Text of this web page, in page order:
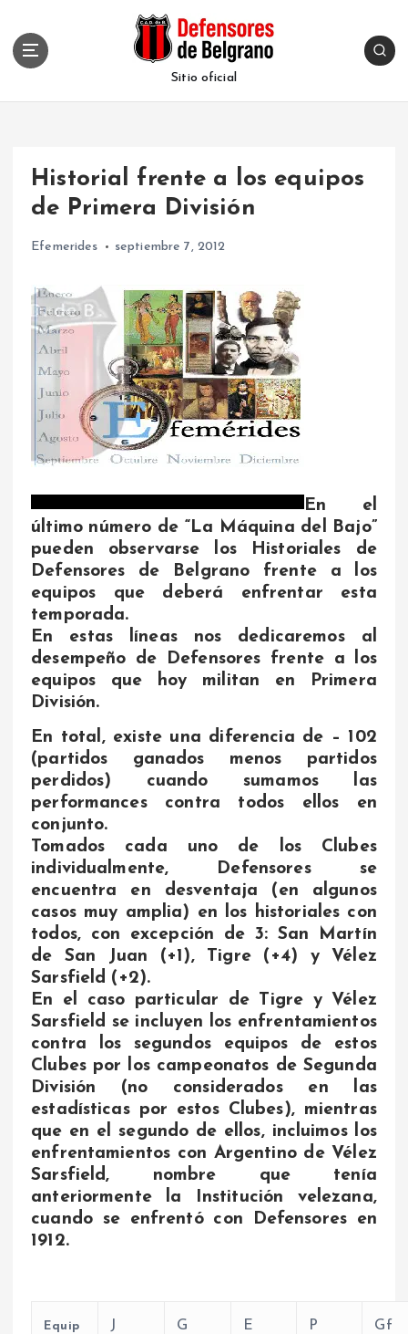
Sitio oficial
Historial frente a los equipos
de Primera División
Efemerides septiembre 7, 2012
En el
último número de “La Máquina del Bajo”
pueden observarse los Historiales de
Defensores de Belgrano frente a los
equipos que deberá enfrentar esta
temporada.
En estas líneas nos dedicaremos al
desempeño de Defensores frente a los
equipos que hoy militan en Primera
División.
En total, existe una diferencia de – 102
(partidos ganados menos partidos
perdidos) cuando sumamos las
performances contra todos ellos en
conjunto.
Tomados cada uno de los Clubes
individualmente, Defensores se
encuentra en desventaja (en algunos
casos muy amplia) en los historiales con
todos, con excepción de 3: San Martín
de San Juan (+1), Tigre (+4) y Vélez
Sarsfield (+2).
En el caso particular de Tigre y Vélez
Sarsfield se incluyen los enfrentamientos
contra los segundos equipos de estos
Clubes por los campeonatos de Segunda
División (no considerados en las
estadísticas por estos Clubes), mientras
que en el segundo de ellos, incluimos los
enfrentamientos con Argentino de Vélez
Sarsfield, nombre que tenía
anteriormente la Institución velezana,
cuando se enfrentó con Defensores en
1912.
Equip J G E P Gf